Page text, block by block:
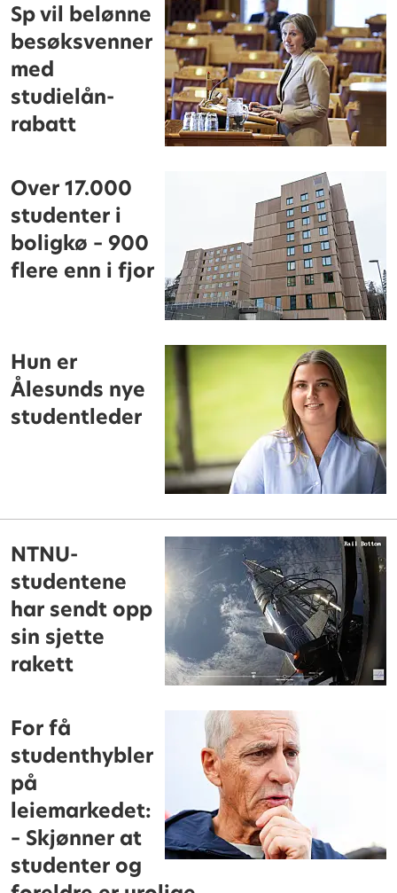
Sp vil belønne
besøksvenner
med
studielån-
rabatt
Over 17.000
studenter i
boligkø – 900
flere enn i fjor
Hun er
Ålesunds nye
studentleder
NTNU-
studentene
har sendt opp
sin sjette
rakett
For få
studenthybler
på
leiemarkedet:
– Skjønner at
studenter og